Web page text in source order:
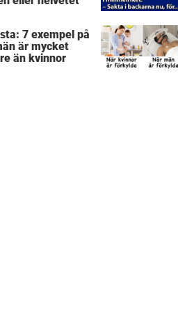
7 exempel på
är mycket
än kvinnor